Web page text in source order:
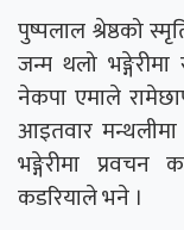
पुष्पलाल श्रेष्ठको
जन्म थलो
नेकपा एमाले
आइतवार मन्थलीमा
भङ्गेरीमा प्रवचन
कडरियाले भने ।